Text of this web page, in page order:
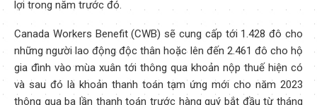
lợi trong năm trước đó.
Canada Workers Benefit (CWB) sẽ cung cấp tới 1.428 đô cho
những người lao động độc thân hoặc lên đến 2.461 đô cho hộ
gia đình vào mùa xuân tới thông qua khoản nộp thuế hiện có
và sau đó là khoản thanh toán tạm ứng mới cho năm 2023
thông qua ba lần thanh toán trước hàng quý bắt đầu từ tháng